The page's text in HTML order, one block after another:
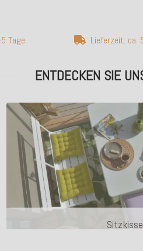
Tage Lieferzeit: ca.
ENTDECKEN SIE